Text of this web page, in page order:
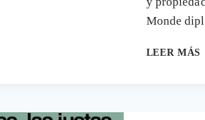
Monde
LEER MÁS